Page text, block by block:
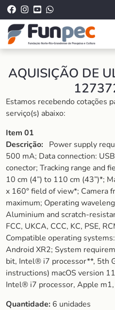
AQUISIÇÃO DE
Estamos recebendo cotações
serviço(s) abaixo:
Item 01
Descrição: Power supply
500 mA; Data connection:
conector; Tracking range and
10 cm (4”) to 110 cm (43”)*;
x 160° field of view*; Camera
maximum; Operating
Aluminium and scratch-
FCC, UKCA, CCC, KC, PSE,
Compatible operating
Android XR2; System
bit, Intel® i7 processor**, 5th
instructions) macOS version
Intel® i7 processor, Apple
Quantidade: 6 unidades